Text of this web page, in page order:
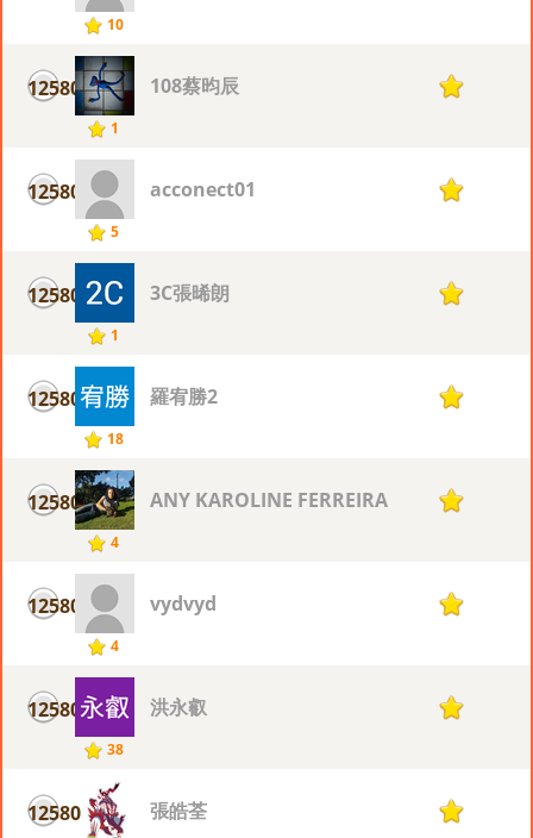
10
12580
1
108蔡昀辰 1
12580
5
acconect01 1
12580
1
3C張晞朗 1
12580
18
羅宥勝2 1
12580
4
ANY KAROLINE FERREIRA 1
12580
4
vydvyd 1
12580
38
洪永叡 1
12580 張皓荃 1